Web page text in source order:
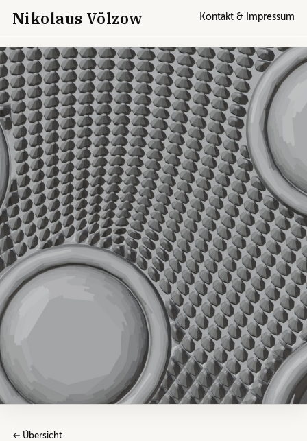
Nikolaus Völzow Kontakt & Impressum
← Übersicht